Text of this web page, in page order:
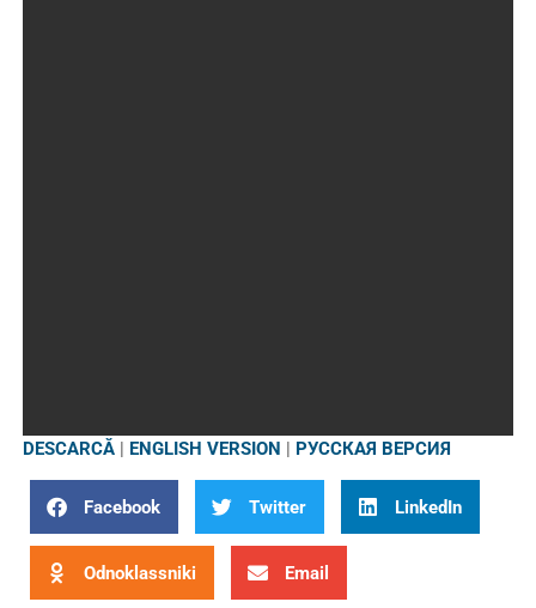
DESCARCĂ | ENGLISH VERSION | РУССКАЯ ВЕРСИЯ
Facebook Twitter LinkedIn
Odnoklassniki Email